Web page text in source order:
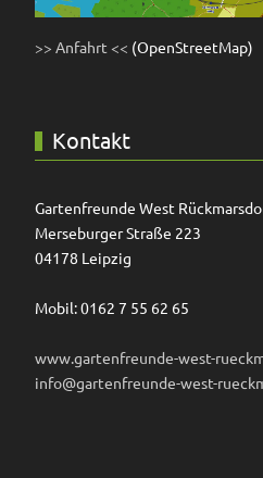
>> Anfahrt << (OpenStreetMap)
Kontakt
Gartenfreunde West
Merseburger Straße 223
04178 Leipzig
Mobil: 0162 7 55 62 65
www.gartenfreunde-west-
info@gartenfreunde-west-